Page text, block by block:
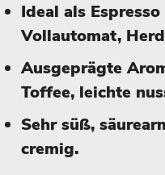
Ideal als
Vollautomat,
Ausgeprägte
Toffee, leichte
Sehr süß,
cremig.